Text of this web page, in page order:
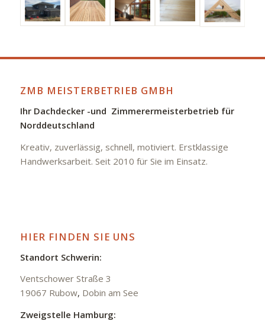
ZMB MEISTERBETRIEB GMBH
Ihr Dachdecker -und Zimmerermeisterbetrieb für
Norddeutschland
Kreativ, zuverlässig, schnell, motiviert. Erstklassige
Handwerksarbeit. Seit 2010 für Sie im Einsatz.
HIER FINDEN SIE UNS
Standort Schwerin:
Ventschower Straße 3
19067 Rubow, Dobin am See
Zweigstelle Hamburg: